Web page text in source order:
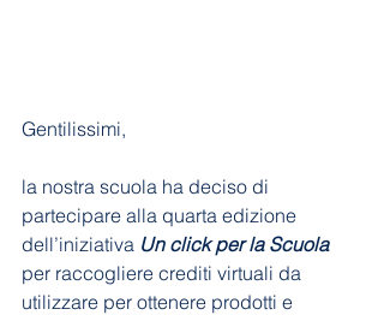
Gentilissimi,
la nostra scuola ha deciso di
partecipare alla quarta edizione
dell’iniziativa Un click per la Scuola
per raccogliere crediti virtuali da
utilizzare per ottenere prodotti e